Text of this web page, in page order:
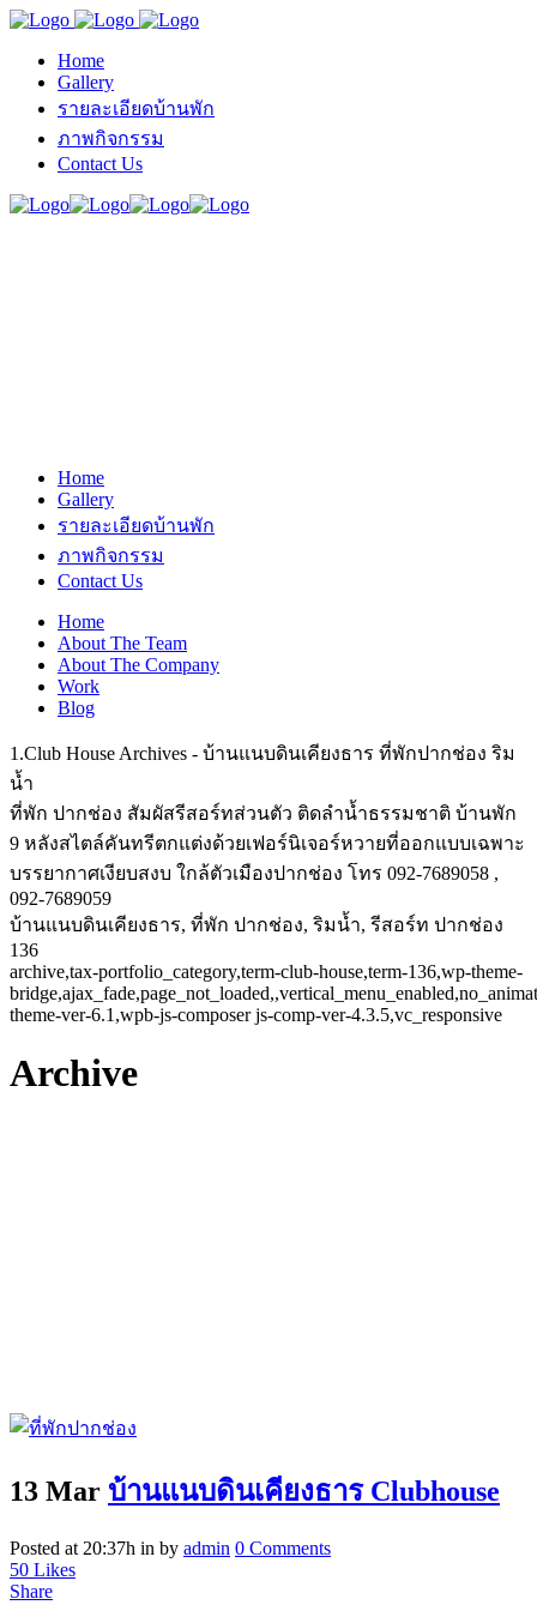
Home
Gallery
รายละเอียดบ้านพัก
ภาพกิจกรรม
Contact Us
Home
Gallery
รายละเอียดบ้านพัก
ภาพกิจกรรม
Contact Us
Home
About The Team
About The Company
Work
Blog
1.Club House Archives - บ้านแนบดินเคียงธาร ที่พักปากช่อง ริม
น้ำ
ที่พัก ปากช่อง สัมผัสรีสอร์ทส่วนตัว ติดลำน้ำธรรมชาติ บ้านพัก
9 หลังสไตล์คันทรีตกแต่งด้วยเฟอร์นิเจอร์หวายที่ออกแบบเฉพาะ
บรรยากาศเงียบสงบ ใกล้ตัวเมืองปากช่อง โทร 092-7689058 ,
092-7689059
บ้านแนบดินเคียงธาร, ที่พัก ปากช่อง, ริมน้ำ, รีสอร์ท ปากช่อง
136
archive,tax-portfolio_category,term-club-house,term-136,wp-theme-
theme-ver-6.1,wpb-js-composer js-comp-ver-4.3.5,vc_responsive
Archive
13 Mar บ้านแนบดินเคียงธาร Clubhouse
Posted at 20:37h in by admin 0 Comments
50 Likes
Share